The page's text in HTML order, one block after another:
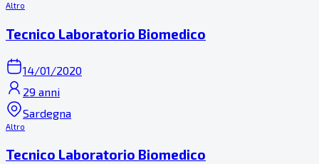
Altro
Tecnico Laboratorio Biomedico
14/01/2020
29 anni
Sardegna
Altro
Tecnico Laboratorio Biomedico